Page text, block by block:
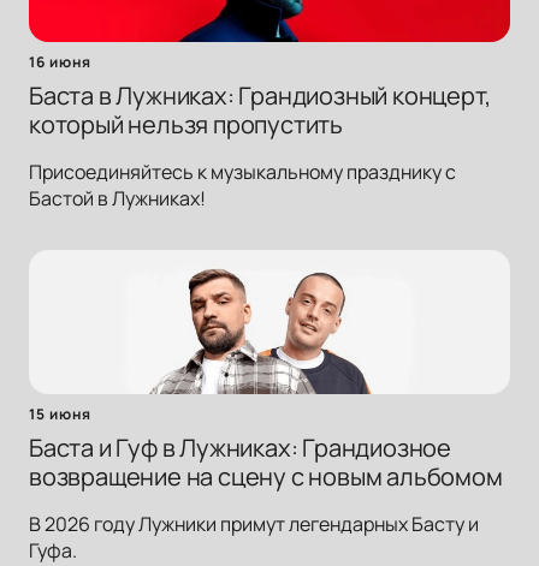
16 июня
Баста в Лужниках: Грандиозный концерт,
который нельзя пропустить
Присоединяйтесь к музыкальному празднику с
Бастой в Лужниках!
15 июня
Баста и Гуф в Лужниках: Грандиозное
возвращение на сцену с новым альбомом
В 2026 году Лужники примут легендарных Басту и
Гуфа.